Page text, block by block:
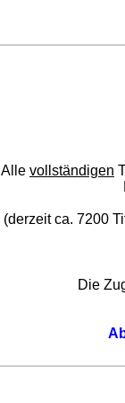
Alle vollständigen
(derzeit ca. 7200
Die